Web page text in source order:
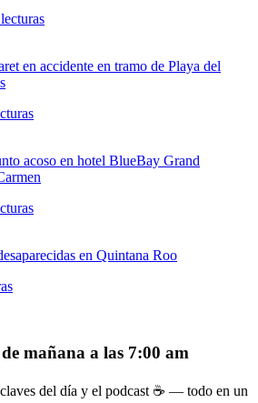
lecturas
en accidente en tramo de Playa del
acoso en hotel BlueBay Grand
en Quintana Roo
mañana a las 7:00 am
del día y el podcast ☕ — todo en un